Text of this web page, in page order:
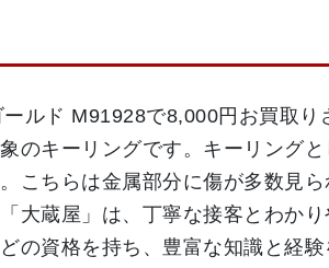
ルド M91928で8,000円お買取
のキーリングです。キーリング
こちらは金属部分に傷が多数見
大蔵屋」は、丁寧な接客とわか
の資格を持ち、豊富な知識と経